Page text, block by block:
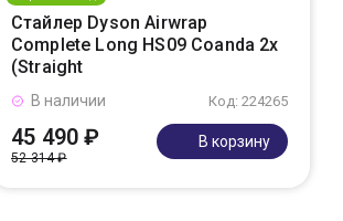
Стайлер Dyson Airwrap
Complete Long HS09 Coanda 2x
(Straight
Код: 224265
В наличии
45 490 ₽
52 314 ₽
В корзину